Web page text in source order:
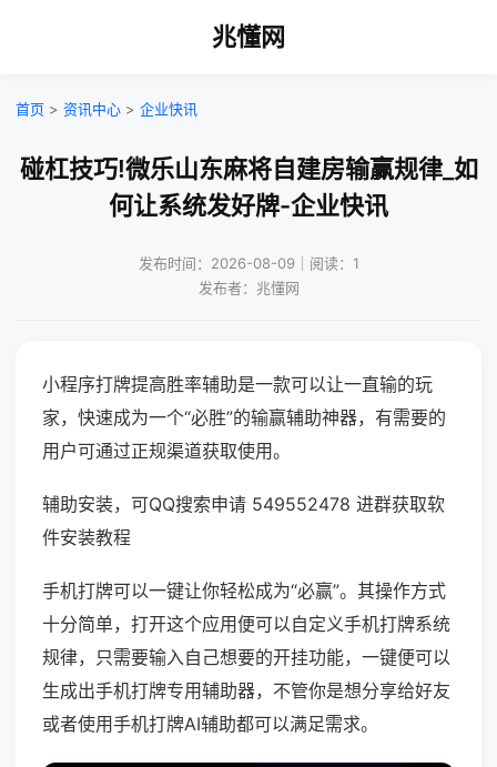
兆懂网
首页 > 资讯中心 > 企业快讯
碰杠技巧!微乐山东麻将自建房输赢规律_如
何让系统发好牌-企业快讯
发布时间：2026-08-09｜阅读：1
发布者：兆懂网
小程序打牌提高胜率辅助是一款可以让一直输的玩
家，快速成为一个“必胜”的输赢辅助神器，有需要的
用户可通过正规渠道获取使用。
辅助安装，可QQ搜索申请 549552478 进群获取软
件安装教程
手机打牌可以一键让你轻松成为“必赢”。其操作方式
十分简单，打开这个应用便可以自定义手机打牌系统
规律，只需要输入自己想要的开挂功能，一键便可以
生成出手机打牌专用辅助器，不管你是想分享给好友
或者使用手机打牌AI辅助都可以满足需求。